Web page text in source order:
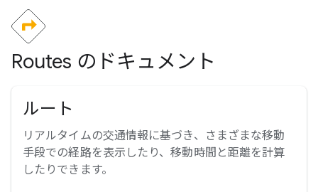
Routes のドキュメント
ルート
リアルタイムの交通情報に基づき、さまざまな移動
手段での経路を表示したり、移動時間と距離を計算
したりできます。